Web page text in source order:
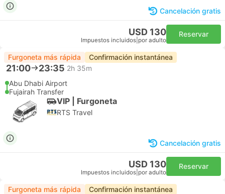
Cancelación gratis
USD 130
Impuestos incluidos por adulto
Reservar
Furgoneta más rápida Confirmación instantánea
21:00 23:35 2h 35m
Abu Dhabi Airport
Fujairah Transfer
VIP | Furgoneta
RTS Travel
Cancelación gratis
USD 130
Impuestos incluidos por adulto
Reservar
Furgoneta más rápida Confirmación instantánea